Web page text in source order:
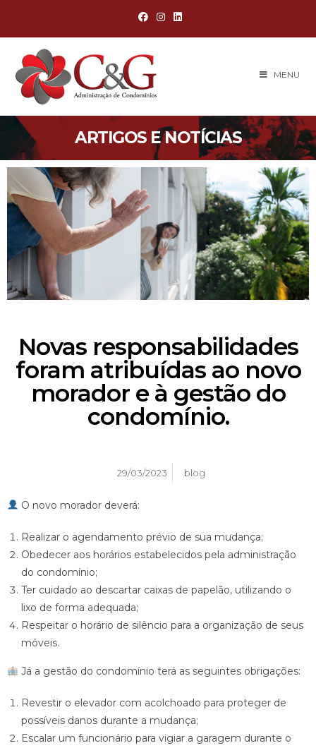
MENU
ARTIGOS E NOTÍCIAS
Novas responsabilidades
foram atribuídas ao novo
morador e à gestão do
condomínio.
29/03/2023 blog
O novo morador deverá:
Realizar o agendamento prévio de sua mudança;
Obedecer aos horários estabelecidos pela administração
do condomínio;
Ter cuidado ao descartar caixas de papelão, utilizando o
lixo de forma adequada;
Respeitar o horário de silêncio para a organização de seus
móveis.
Já a gestão do condomínio terá as seguintes obrigações:
Revestir o elevador com acolchoado para proteger de
possíveis danos durante a mudança;
Escalar um funcionário para vigiar a garagem durante o